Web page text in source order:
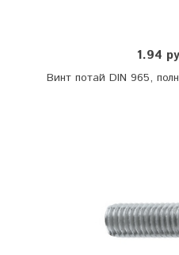
1.94
Винт потай DIN 965,